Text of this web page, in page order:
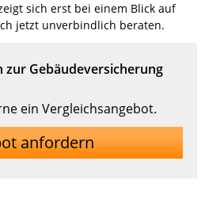
sich erst bei einem Blick auf
jetzt unverbindlich beraten.
zur Gebäudeversicherung
ein Vergleichsangebot.
anfordern